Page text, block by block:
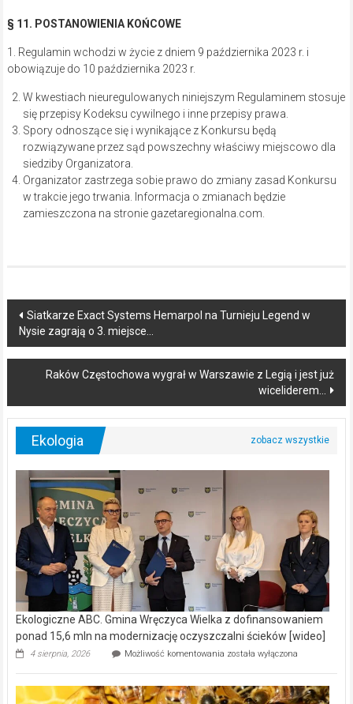
navigation
Nysie zagrają o 3. miejsce…
Raków Częstochowa wygrał w Warszawie z Legią i jest już
Ekologia
Ekologiczne ABC. Gmina Wręczyca Wielka z dofinansowaniem
ponad 15,6 mln na modernizację oczyszczalni ścieków [wideo]
4 sierpnia, 2026 Możliwość komentowaniaEkologiczne
ABC.
Gmina
z
dofinansowaniem
na
ścieków
[wideo]
została wyłączona
Ekologiczne ABC. Pszczoły – prawdziwy skarb natury [wideo]
3 sierpnia, 2026 Możliwość komentowaniaEkologiczne
Pszczoły
–
prawdziwy
skarb
natury
została wyłączona